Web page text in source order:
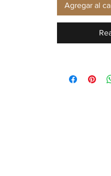
Agregar al